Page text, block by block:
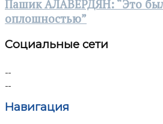
Пашик АЛАВЕРДЯН: “Это
оплошностью”
Социальные сети
Навигация